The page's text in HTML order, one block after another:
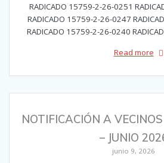
RADICADO 15759-2-26-0251
RADICADO 15759-2-26-0247
RADICADO 15759-2-26-0240
Read more
NOTIFICACIÓN A
– JUNIO
junio 9, 2026